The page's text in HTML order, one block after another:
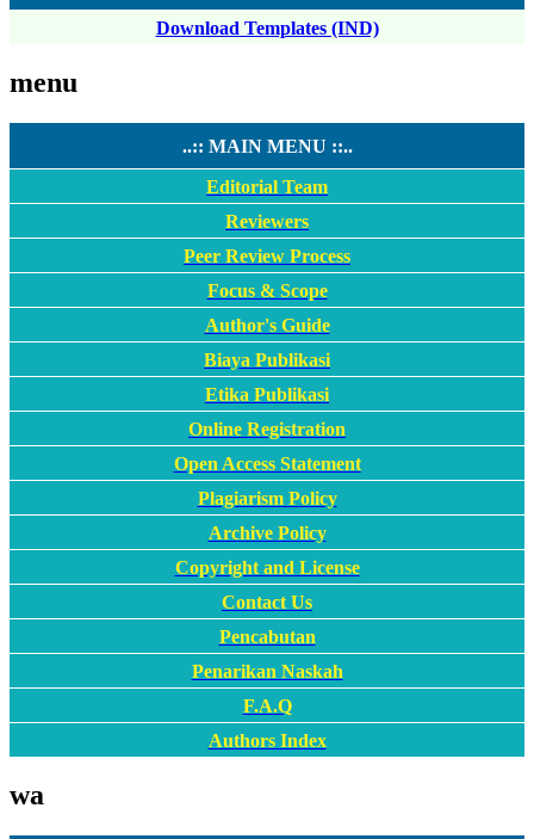
Download Templates (IND)
menu
..:: MAIN MENU ::..
Editorial Team
Reviewers
Peer Review Process
Focus & Scope
Author's Guide
Biaya Publikasi
Etika Publikasi
Online Registration
Open Access Statement
Plagiarism Policy
Archive Policy
Copyright and License
Contact Us
Pencabutan
Penarikan Naskah
F.A.Q
Authors Index
wa